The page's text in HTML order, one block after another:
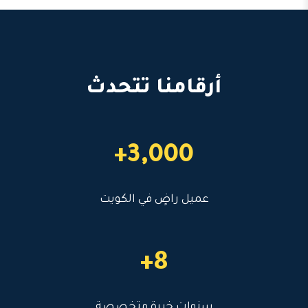
أرقامنا تتحدث
3,000+
عميل راضٍ في الكويت
8+